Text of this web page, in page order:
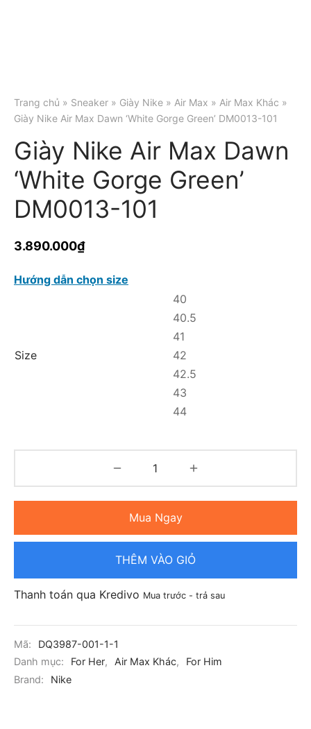
Trang chủ » Sneaker » Giày Nike » Air Max » Air Max Khác »
Giày Nike Air Max Dawn ‘White Gorge Green’ DM0013-101
Giày Nike Air Max Dawn
‘White Gorge Green’
DM0013-101
3.890.000₫
Hướng dẫn chọn size
Size
40
40.5
41
42
42.5
43
44
Mua Ngay
THÊM VÀO GIỎ
Thanh toán qua Kredivo Mua trước - trả sau
Mã:
DQ3987-001-1-1
Danh mục:
For Her, Air Max Khác,
For Him
Brand:
Nike